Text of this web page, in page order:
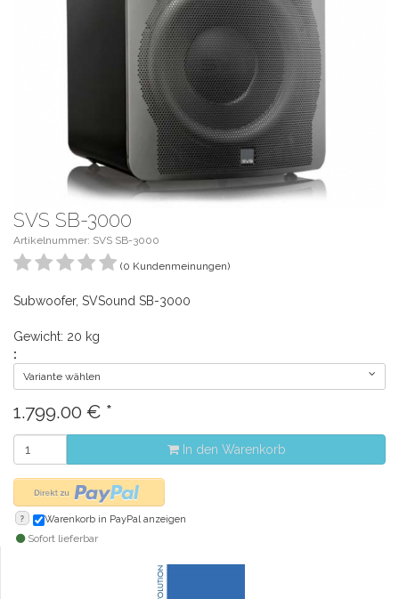
SVS SB-3000
Artikelnummer: SVS SB-3000
(0 Kundenmeinungen)
Subwoofer, SVSound SB-3000
Gewicht: 20 kg
:
Variante wählen
1.799.00 € *
In den Warenkorb
? Warenkorb in PayPal anzeigen
Sofort lieferbar